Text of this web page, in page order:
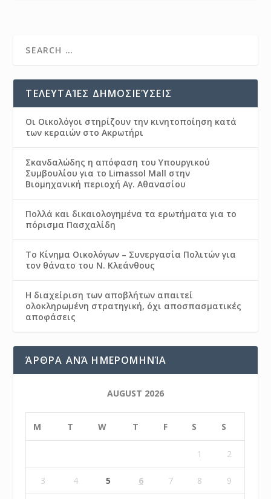
ΤΕΛΕΥΤΑΊΕΣ ΔΗΜΟΣΙΕΎΣΕΙΣ
Οι Οικολόγοι στηρίζουν την κινητοποίηση κατά
των κεραιών στο Ακρωτήρι
Σκανδαλώδης η απόφαση του Υπουργικού
Συμβουλίου για το Limassol Mall στην
Βιομηχανική περιοχή Αγ. Αθανασίου
Πολλά και δικαιολογημένα τα ερωτήματα για το
πόρισμα Πασχαλίδη
Το Κίνημα Οικολόγων – Συνεργασία Πολιτών για
τον θάνατο του Ν. Κλεάνθους
Η διαχείριση των αποβλήτων απαιτεί
ολοκληρωμένη στρατηγική, όχι αποσπασματικές
αποφάσεις
ΆΡΘΡΑ ΑΝΆ ΗΜΕΡΟΜΗΝΊΑ
AUGUST 2026
M T W T F S S
1 2
3 4 5 6 7 8 9